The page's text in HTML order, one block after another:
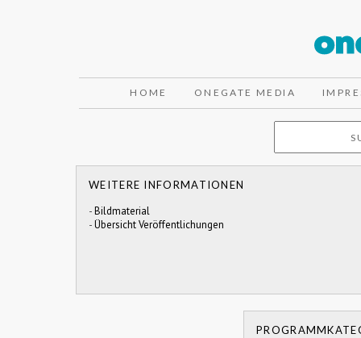
HOME ONEGATE MEDIA
WEITERE INFORMATIONEN
-Bildmaterial
-Übersicht Veröffentlichungen